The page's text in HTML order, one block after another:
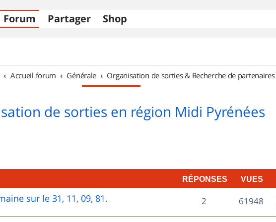
Forum Partager Shop
Accueil forum Générale Organisation de sorties & Recherche de partenaires
de sorties en région Midi Pyrénées
RÉPONSES VUES
sur le 31, 11, 09, 81. 2R
é
61948V
u